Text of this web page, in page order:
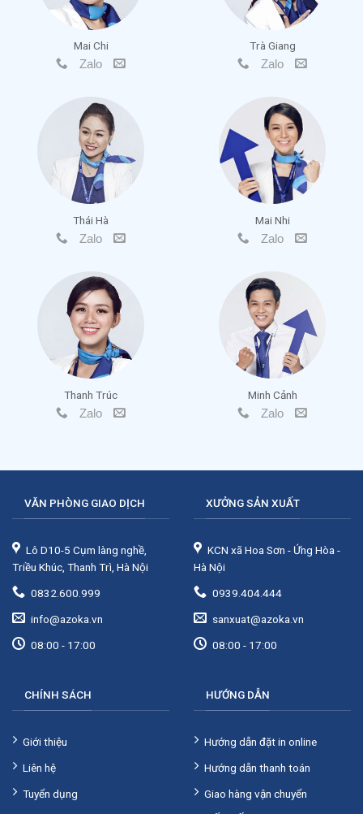
Mai Chi
Zalo
Trà Giang
Zalo
Thái Hà
Zalo
Mai Nhi
Zalo
Thanh Trúc
Zalo
Minh Cảnh
Zalo
VĂN PHÒNG GIAO DỊCH
Lô D10-5 Cụm làng nghề,
Triều Khúc, Thanh Trì, Hà Nội
0832.600.999
info@azoka.vn
08:00 - 17:00
XƯỞNG SẢN XUẤT
KCN xã Hoa Sơn - Ứng Hòa -
Hà Nội
0939.404.444
sanxuat@azoka.vn
08:00 - 17:00
CHÍNH SÁCH
Giới thiệu
Liên hệ
Tuyển dụng
HƯỚNG DẪN
Hướng dẫn đặt in online
Hướng dẫn thanh toán
Giao hàng vận chuyển